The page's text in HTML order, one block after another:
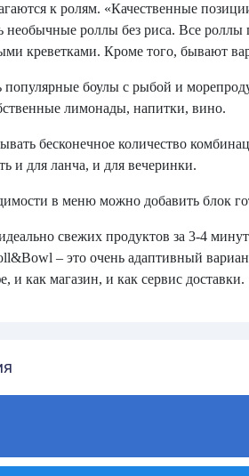
к ролям. «Качественные
роллы без риса. Все роллы
креветками. Кроме того, бывают
популярные боулы с рыбой и
лимонады, напитки, вино.
бесконечное количество
и для ланча, и для вечеринки.
в меню можно добавить блок
свежих продуктов за 3-4
– это очень адаптивный
и как магазин, и как сервис доставки.